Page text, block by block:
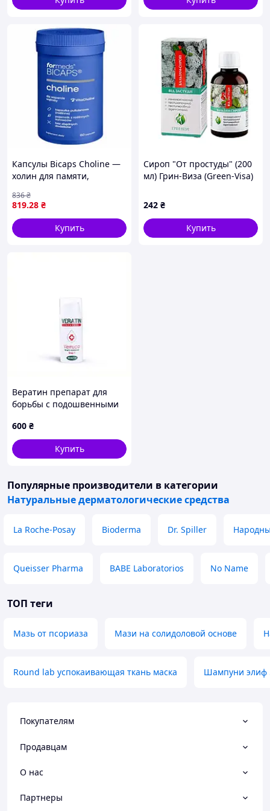
сокращает шелушение, уменьшает пораженные
Косметика Элиф создана на основе нафталанской
нефти
Только натуральные компоненты
Не содержит SLS, парабенов и красителей
Продукция не тестируется на животных
Капсулы Bicaps Choline —
холин для памяти,
печени, 60 шт
819.28 ₴
836₴
Купить
Сироп "От простуды" (200
мл) Грин-Виза (Green-Visa)
242 ₴
Купить
Вератин препарат для
борьбы с подошвенными
600 ₴
Купить
Популярные производители в категории
Натуральные дерматологические средства
La Roche-Posay Bioderma Dr. Spiller
Queisser Pharma BABE Laboratorios No Name
ТОП теги
Мазь от псориаза Мази на солидоловой основе
Round lab успокаивающая ткань маска Шампуни элиф
Покупателям
Продавцам
О нас
Партнеры